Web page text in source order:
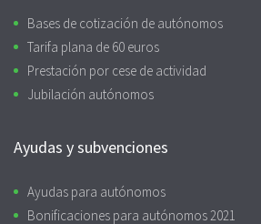
Bases de cotización de autónomos
Tarifa plana de 60 euros
Prestación por cese de actividad
Jubilación autónomos
Ayudas y subvenciones
Ayudas para autónomos
Bonificaciones para autónomos 2021